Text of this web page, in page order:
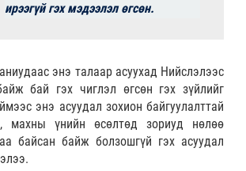
ирээгүй гэх мэдээлэл өгсөн.
энэ талаар асуухад Нийслэлээс
бай гэх чиглэл өгсөн гэх зүйлийг
энэ асуудал зохион байгуулалттай
махны үнийн өсөлтөд зориуд нөлөө
байсан байж болзошгүй гэх асуудал